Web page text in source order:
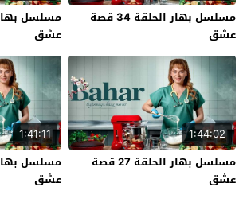
مسلسل بهار الحلقة 34 قصة
عشق
عشق
1:44:02
مسلسل بهار الحلقة 27 قصة
عشق
1:41:11
عشق